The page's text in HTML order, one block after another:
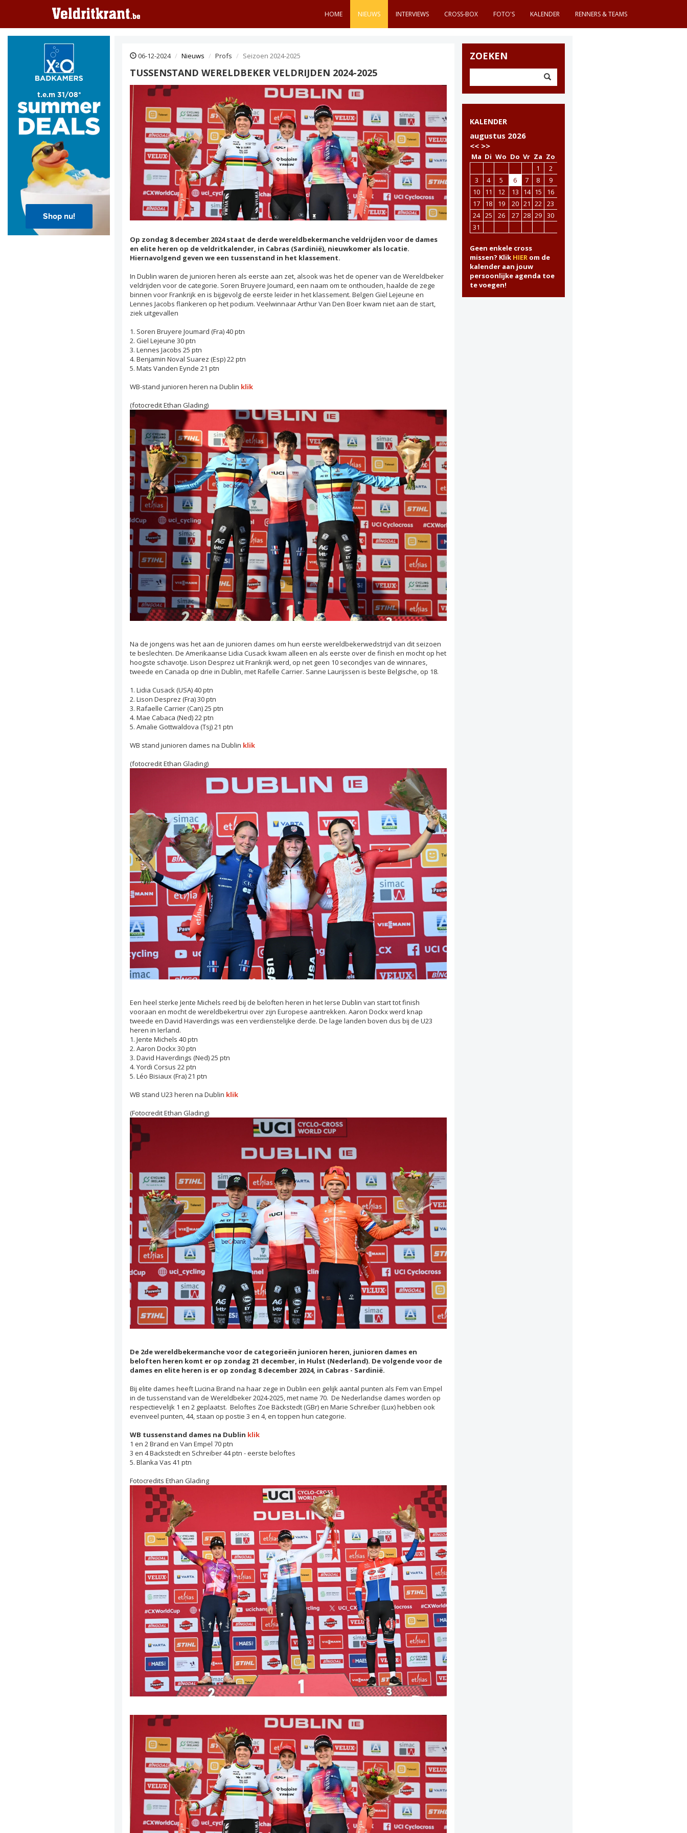
HOME NIEUWS INTERVIEWS CROSS-BOX FOTO'S KALENDER RENNERS & TEAMS
06-12-2024 Nieuws Profs Seizoen 2024-2025
TUSSENSTAND WERELDBEKER VELDRIJDEN 2024-2025
Op zondag 8 december 2024 staat de derde wereldbekermanche veldrijden voor de dames
en elite heren op de veldritkalender, in Cabras (Sardinië), nieuwkomer als locatie.
Hiernavolgend geven we een tussenstand in het klassement.
In Dublin waren de junioren heren als eerste aan zet, alsook was het de opener van de Wereldbeker
veldrijden voor de categorie. Soren Bruyere Joumard, een naam om te onthouden, haalde de zege
binnen voor Frankrijk en is bijgevolg de eerste leider in het klassement. Belgen Giel Lejeune en
Lennes Jacobs flankeren op het podium. Veelwinnaar Arthur Van Den Boer kwam niet aan de start,
ziek uitgevallen
1. Soren Bruyere Joumard (Fra) 40 ptn
2. Giel Lejeune 30 ptn
3. Lennes Jacobs 25 ptn
4. Benjamin Noval Suarez (Esp) 22 ptn
5. Mats Vanden Eynde 21 ptn
WB-stand junioren heren na Dublin klik
(fotocredit Ethan Glading)
Na de jongens was het aan de junioren dames om hun eerste wereldbekerwedstrijd van dit seizoen
te beslechten. De Amerikaanse Lidia Cusack kwam alleen en als eerste over de finish en mocht op het
hoogste schavotje. Lison Desprez uit Frankrijk werd, op net geen 10 secondjes van de winnares,
tweede en Canada op drie in Dublin, met Rafelle Carrier. Sanne Laurijssen is beste Belgische, op 18.
1. Lidia Cusack (USA) 40 ptn
2. Lison Desprez (Fra) 30 ptn
3. Rafaelle Carrier (Can) 25 ptn
4. Mae Cabaca (Ned) 22 ptn
5. Amalie Gottwaldova (Tsj) 21 ptn
WB stand junioren dames na Dublin klik
(fotocredit Ethan Glading)
Een heel sterke Jente Michels reed bij de beloften heren in het Ierse Dublin van start tot finish
vooraan en mocht de wereldbekertrui over zijn Europese aantrekken. Aaron Dockx werd knap
tweede en David Haverdings was een verdienstelijke derde. De lage landen boven dus bij de U23
heren in Ierland.
1. Jente Michels 40 ptn
2. Aaron Dockx 30 ptn
3. David Haverdings (Ned) 25 ptn
4. Yordi Corsus 22 ptn
5. Léo Bisiaux (Fra) 21 ptn
WB stand U23 heren na Dublin klik
(Fotocredit Ethan Glading)
De 2de wereldbekermanche voor de categorieën junioren heren, junioren dames en
beloften heren komt er op zondag 21 december, in Hulst (Nederland). De volgende voor de
dames en elite heren is er op zondag 8 december 2024, in Cabras - Sardinië.
Bij elite dames heeft Lucina Brand na haar zege in Dublin een gelijk aantal punten als Fem van Empel
in de tussenstand van de Wereldbeker 2024-2025, met name 70. De Nederlandse dames worden op
respectievelijk 1 en 2 geplaatst. Beloftes Zoe Bäckstedt (GBr) en Marie Schreiber (Lux) hebben ook
evenveel punten, 44, staan op postie 3 en 4, en toppen hun categorie.
WB tussenstand dames na Dublin klik
1 en 2 Brand en Van Empel 70 ptn
3 en 4 Backstedt en Schreiber 44 ptn - eerste beloftes
5. Blanka Vas 41 ptn
Fotocredits Ethan Glading
ZOEKEN
KALENDER
augustus 2026
<< >>
Ma Di Wo Do Vr Za Zo
1
2
3
4 5 6 7 8
9
10
11 12 13 14 15
16
17
18 19 20 21 22 23
24 25 26 27 28 29 30
31
Geen enkele cross
missen? Klik HIERom de
kalender aan jouw
persoonlijke agenda toe
te voegen!